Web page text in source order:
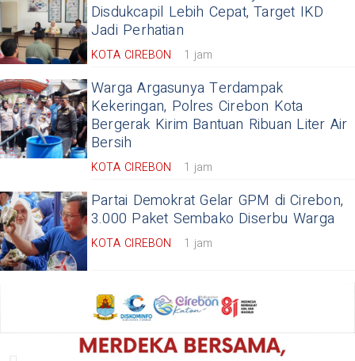
Disdukcapil Lebih Cepat, Target IKD
Jadi Perhatian
KOTA CIREBON 1 jam
Warga Argasunya Terdampak
Kekeringan, Polres Cirebon Kota
Bergerak Kirim Bantuan Ribuan Liter Air
Bersih
KOTA CIREBON 1 jam
Partai Demokrat Gelar GPM di Cirebon,
3.000 Paket Sembako Diserbu Warga
KOTA CIREBON 1 jam